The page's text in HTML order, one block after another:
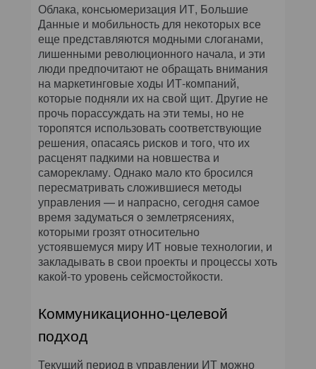
Облака, консьюмеризация ИТ, Большие
Данные и мобильность для некоторых все
еще представляются модными слоганами,
лишенными революционного начала, и эти
люди предпочитают не обращать внимания
на маркетинговые ходы ИТ-компаний,
которые подняли их на свой щит. Другие не
прочь порассуждать на эти темы, но не
торопятся использовать соответствующие
решения, опасаясь рисков и того, что их
расценят падкими на новшества и
саморекламу. Однако мало кто бросился
пересматривать сложившиеся методы
управления — и напрасно, сегодня самое
время задуматься о землетрясениях,
которыми грозят относительно
устоявшемуся миру ИТ новые технологии, и
закладывать в свои проекты и процессы хоть
какой-то уровень сейсмостойкости.
Коммуникационно-целевой
подход
Текущий период в управлении ИТ можно